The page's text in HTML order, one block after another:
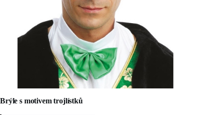
Brýle s motivem trojlístků